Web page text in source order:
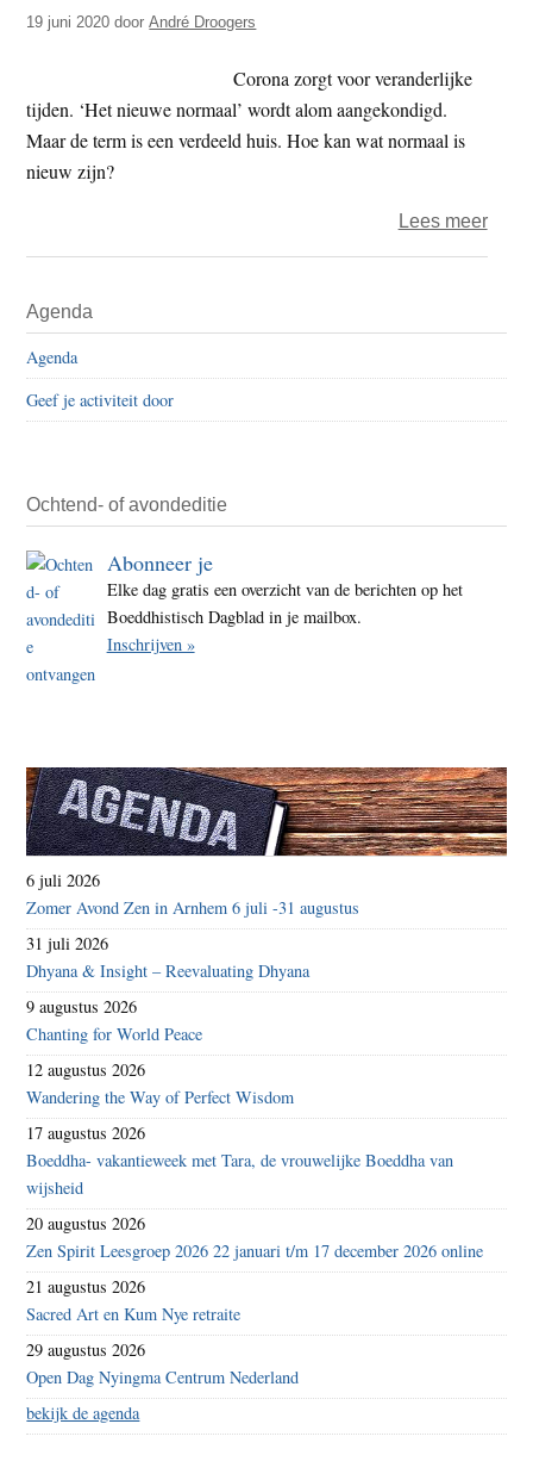
t
e
t
e
19 juni 2020 doorAndré Droogers
Corona zorgt voor veranderlijke
tijden. ‘Het nieuwe normaal’ wordt alom aangekondigd.
Maar de term is een verdeeld huis. Hoe kan wat normaal is
nieuw zijn?
Lees meerover
Sidebar
Agenda
Agenda
Geef je activiteit door
Ochtend- of avondeditie
Abonneer je
Elke dag gratis een overzicht van de berichten op het
Boeddhistisch Dagblad in je mailbox.
Inschrijven »
6 juli 2026
Zomer Avond Zen in Arnhem 6 juli -31 augustus
31 juli 2026
Dhyana & Insight – Reevaluating Dhyana
9 augustus 2026
Chanting for World Peace
12 augustus 2026
Wandering the Way of Perfect Wisdom
17 augustus 2026
Boeddha- vakantieweek met Tara, de vrouwelijke Boeddha van
wijsheid
20 augustus 2026
Zen Spirit Leesgroep 2026 22 januari t/m 17 december 2026 online
21 augustus 2026
Sacred Art en Kum Nye retraite
29 augustus 2026
Open Dag Nyingma Centrum Nederland
bekijk de agenda